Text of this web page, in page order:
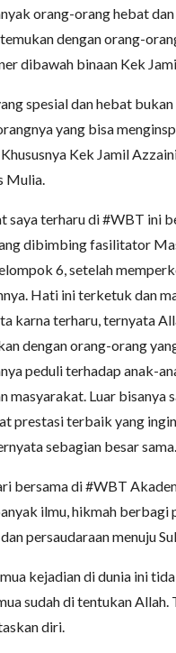
orang-orang hebat
dengan orang-
dibawah binaan Kek
spesial dan hebat
yang bisa
Kek Jamil
Mulia.
saya terharu di #WBT ini
dibimbing fasilitator
6, setelah
Hati ini terketuk dan
karna terharu, ternyata
dengan orang-orang
peduli terhadap anak-
masyarakat. Luar bisanya
prestasi terbaik yang
sebagian besar sama.
bersama di #WBT
ilmu, hikmah berbagi
persaudaraan menuju
kejadian di dunia ini
sudah di tentukan Allah.
diri.